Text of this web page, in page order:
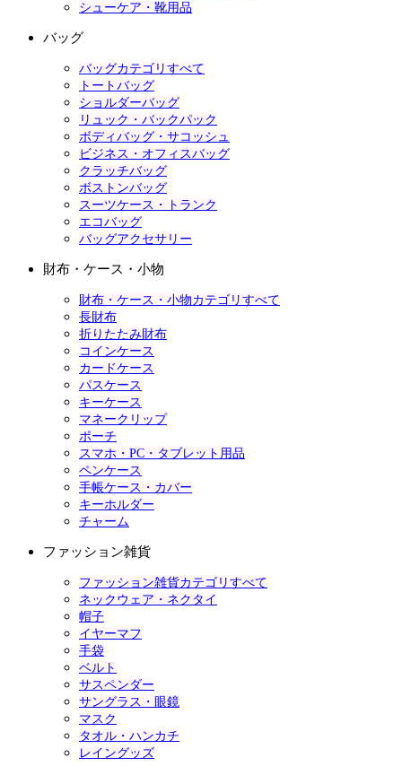
シューケア・靴用品
バッグ
バッグカテゴリすべて
トートバッグ
ショルダーバッグ
リュック・バックパック
ボディバッグ・サコッシュ
ビジネス・オフィスバッグ
クラッチバッグ
ボストンバッグ
スーツケース・トランク
エコバッグ
バッグアクセサリー
財布・ケース・小物
財布・ケース・小物カテゴリすべて
長財布
折りたたみ財布
コインケース
カードケース
パスケース
キーケース
マネークリップ
ポーチ
スマホ・PC・タブレット用品
ペンケース
手帳ケース・カバー
キーホルダー
チャーム
ファッション雑貨
ファッション雑貨カテゴリすべて
ネックウェア・ネクタイ
帽子
イヤーマフ
手袋
ベルト
サスペンダー
サングラス・眼鏡
マスク
タオル・ハンカチ
レイングッズ